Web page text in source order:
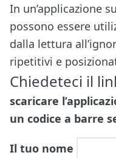
In un’applicazione
possono essere
dalla lettura
ripetitivi e
Chiedeteci il
scaricare
un codice a barre
Il tuo nome